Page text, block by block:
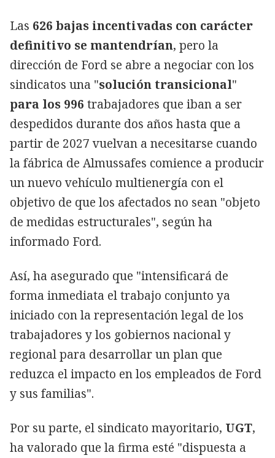
Las 626 bajas incentivadas con carácter
definitivo se mantendrían, pero la
dirección de Ford se abre a negociar con los
sindicatos una "solución transicional"
para los 996 trabajadores que iban a ser
despedidos durante dos años hasta que a
partir de 2027 vuelvan a necesitarse cuando
la fábrica de Almussafes comience a producir
un nuevo vehículo multienergía con el
objetivo de que los afectados no sean "objeto
de medidas estructurales", según ha
informado Ford.
Así, ha asegurado que "intensificará de
forma inmediata el trabajo conjunto ya
iniciado con la representación legal de los
trabajadores y los gobiernos nacional y
regional para desarrollar un plan que
reduzca el impacto en los empleados de Ford
y sus familias".
Por su parte, el sindicato mayoritario, UGT,
ha valorado que la firma esté "dispuesta a